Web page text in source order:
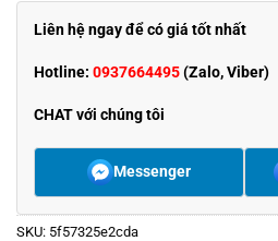
Liên hệ ngay để có giá tốt nhất
Hotline: 0937664495(Zalo, Viber)
CHAT với chúng tôi
Messenger
SKU: 5f57325e2cda